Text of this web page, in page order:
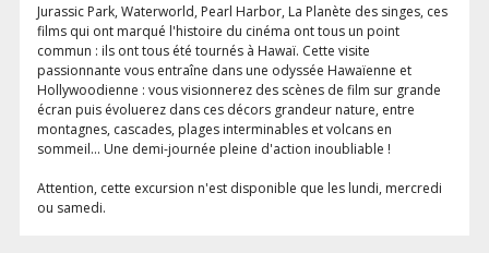
Jurassic Park, Waterworld, Pearl Harbor, La Planète des singes, ces
films qui ont marqué l'histoire du cinéma ont tous un point
commun : ils ont tous été tournés à Hawaï. Cette visite
passionnante vous entraîne dans une odyssée Hawaïenne et
Hollywoodienne : vous visionnerez des scènes de film sur grande
écran puis évoluerez dans ces décors grandeur nature, entre
montagnes, cascades, plages interminables et volcans en
sommeil... Une demi-journée pleine d'action inoubliable !
Attention, cette excursion n'est disponible que les lundi, mercredi
ou samedi.